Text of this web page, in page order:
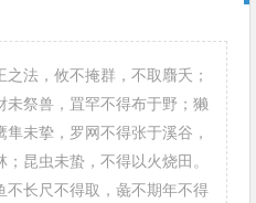
之法，攸不掩群，不取麛夭；
未祭兽，罝罕不得布于野；獭
未挚，罗网不得张于溪谷，
昆虫未蛰，不得以火烧田。
不长尺不得取，彘不期年不得